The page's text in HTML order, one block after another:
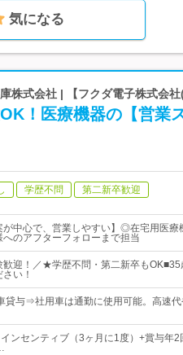
気になる
株式会社 | 【フクダ電子株式会
OK！医療機器の【営業
学歴不問 第二新卒歓迎
が中心で、営業しやすい】◎在宅用医
のアフターフォローまで担当
歓迎！／★学歴不問・第二新卒も
い！
与⇒社用車は通勤に使用可能。高速
ンセンティブ（3ヶ月に1度）+賞与年